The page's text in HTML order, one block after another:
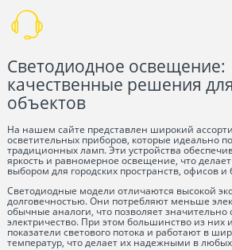
Светодиодное освещение:
качественные решения
объектов
На нашем сайте представлен широкий
осветительных приборов, которые идеально
традиционных ламп. Эти устройства
яркость и равномерное освещение, что
выбором для городских пространств, офисов
Светодиодные модели отличаются высокой
долговечностью. Они потребляют меньше
обычные аналоги, что позволяет значительно
электричество. При этом большинство из них
показатели светового потока и работают в
температур, что делает их надежными в